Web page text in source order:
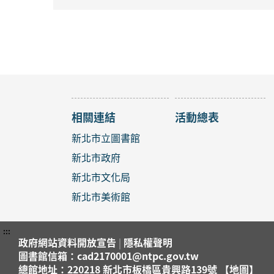
相關連結
新北市立圖書館
新北市政府
新北市文化局
新北市美術館
活動總表
:::
政府網站資料開放宣告 | 隱私權聲明
圖書館信箱：cad2170001@ntpc.gov.tw
總館地址：220218 新北市板橋區貴興路139號 【地圖】